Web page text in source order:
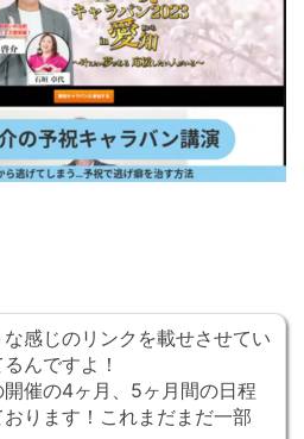
な感じのリンクを載せさせてい
んですよ！
催の4ヶ月、5ヶ月間の日程
ります！これまだまだ一部